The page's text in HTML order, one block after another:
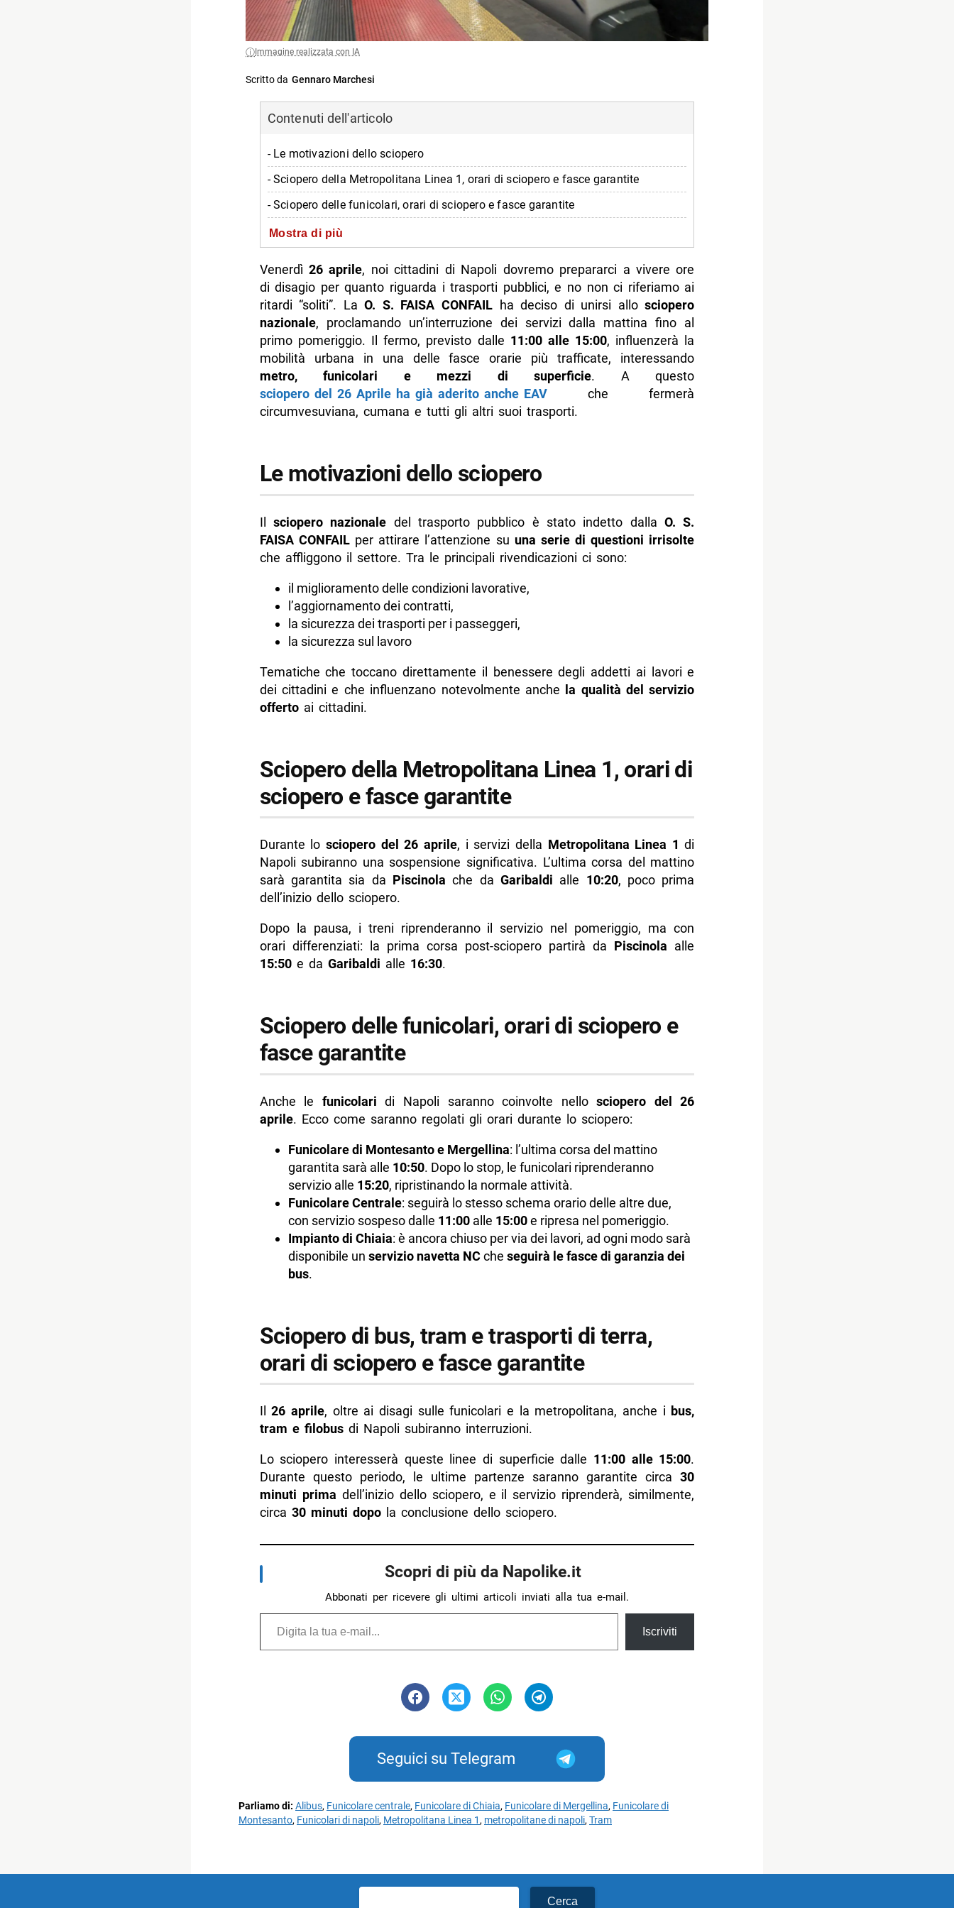
Immagine realizzata con IA
Scritto da Gennaro Marchesi
Contenuti dell'articolo
- Le motivazioni dello sciopero
- Sciopero della Metropolitana Linea 1, orari di sciopero e fasce garantite
- Sciopero delle funicolari, orari di sciopero e fasce garantite
- Sciopero di bus, tram e trasporti di terra, orari di sciopero e fasce garantite
Mostra di più
Venerdì 26 aprile, noi cittadini di Napoli dovremo prepararci a vivere ore
di disagio per quanto riguarda i trasporti pubblici, e no non ci riferiamo ai
ritardi “soliti”. LaO. S. FAISA CONFAIL ha deciso di unirsi allosciopero
nazionale, proclamando un’interruzione dei servizi dalla mattina fino al
primo pomeriggio. Il fermo, previsto dalle 11:00 alle 15:00, influenzerà la
mobilità urbana in una delle fasce orarie più trafficate, interessando
metro, funicolari e mezzi di superficie. A questo
sciopero del 26 Aprile ha già aderito anche EAVche fermerà
circumvesuviana, cumana e tutti gli altri suoi trasporti.
Le motivazioni dello sciopero
Il sciopero nazionale del trasporto pubblico è stato indetto dallaO. S.
FAISA CONFAILper attirare l’attenzione su una serie di questioni irrisolte
che affliggono il settore. Tra le principali rivendicazioni ci sono:
il miglioramento delle condizioni lavorative,
l’aggiornamento dei contratti,
la sicurezza dei trasporti per i passeggeri,
la sicurezza sul lavoro
Tematiche che toccano direttamente il benessere degli addetti ai lavori e
dei cittadini e che influenzano notevolmente anche la qualità del servizio
offertoai cittadini.
Sciopero della Metropolitana Linea 1, orari di
sciopero e fasce garantite
Durante lo sciopero del 26 aprile, i servizi della Metropolitana Linea 1 di
Napoli subiranno una sospensione significativa. L’ultima corsa del mattino
sarà garantita sia da Piscinola che daGaribaldi alle 10:20, poco prima
dell’inizio dello sciopero.
Dopo la pausa, i treni riprenderanno il servizio nel pomeriggio, ma con
orari differenziati: la prima corsa post-sciopero partirà da Piscinola alle
15:50e da Garibaldi alle 16:30.
Sciopero delle funicolari, orari di sciopero e
fasce garantite
Anche le funicolari di Napoli saranno coinvolte nellosciopero del 26
aprile. Ecco come saranno regolati gli orari durante lo sciopero:
Funicolare di Montesanto e Mergellina: l’ultima corsa del mattino
garantita sarà alle 10:50. Dopo lo stop, le funicolari riprenderanno
servizio alle 15:20, ripristinando la normale attività.
Funicolare Centrale: seguirà lo stesso schema orario delle altre due,
con servizio sospeso dalle 11:00alle 15:00e ripresa nel pomeriggio.
Impianto di Chiaia: è ancora chiuso per via dei lavori, ad ogni modo sarà
disponibile un servizio navetta NC che seguirà le fasce di garanzia dei
bus.
Sciopero di bus, tram e trasporti di terra,
orari di sciopero e fasce garantite
Il26 aprile, oltre ai disagi sulle funicolari e la metropolitana, anche i bus,
tram e filobusdi Napoli subiranno interruzioni.
Lo sciopero interesserà queste linee di superficie dalle 11:00 alle 15:00.
Durante questo periodo, le ultime partenze saranno garantite circa30
minuti prima dell’inizio dello sciopero, e il servizio riprenderà, similmente,
circa 30 minuti dopola conclusione dello sciopero.
Scopri di più da Napolike.it
Abbonati per ricevere gli ultimi articoli inviati alla tua e-mail.
Digita la tua e-mail...
Iscriviti
Seguici su Telegram
Parliamo di: Alibus, Funicolare centrale, Funicolare di Chiaia, Funicolare di Mergellina, Funicolare di
Montesanto, Funicolari di napoli, Metropolitana Linea 1, metropolitane di napoli,Tram